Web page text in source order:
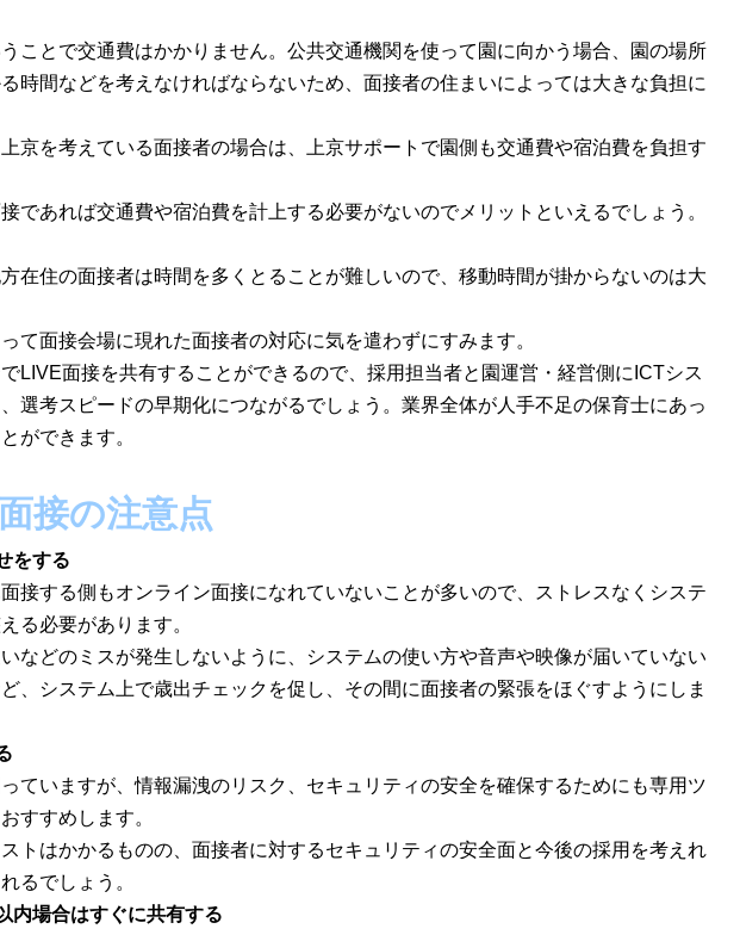
ことで交通費はかかりません。公共交通機関を使って園に向かう場合、園の場所
時間などを考えなければならないため、面接者の住まいによっては大きな負担に
京を考えている面接者の場合は、上京サポートで園側も交通費や宿泊費を負担す
であれば交通費や宿泊費を計上する必要がないのでメリットといえるでしょう。
在住の面接者は時間を多くとることが難しいので、移動時間が掛からないのは大
て面接会場に現れた面接者の対応に気を遣わずにすみます。
LIVE面接を共有することができるので、採用担当者と園運営・経営側にICTシス
選考スピードの早期化につながるでしょう。業界全体が人手不足の保育士にあっ
ができます。
接の注意点
をする
接する側もオンライン面接になれていないことが多いので、ストレスなくシステ
る必要があります。
などのミスが発生しないように、システムの使い方や音声や映像が届いていない
、システム上で歳出チェックを促し、その間に面接者の緊張をほぐすようにしま
ていますが、情報漏洩のリスク、セキュリティの安全を確保するためにも専用ツ
すすめします。
トはかかるものの、面接者に対するセキュリティの安全面と今後の採用を考えれ
るでしょう。
内場合はすぐに共有する